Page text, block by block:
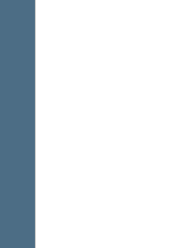
gyerekeinknek is példát